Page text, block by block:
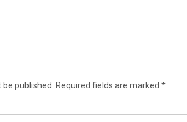
published. Required fields are marked *